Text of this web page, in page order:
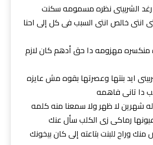
رغد الشربينى نظره مسمومه سكنت
انتى خالص انتى السبب فى كل إلى احنا
منكسره مهزومه دا حق أدهم كان لازم
ايد بنتها وعصرتها بقوه مش عايزه
دا تانى فاهمه
شهرين لا ظهر ولا سمعنا منه كلمه
رماكى زى الكلب سأل عنك
وراح للبنت بتاعته إلى كان بيخونك